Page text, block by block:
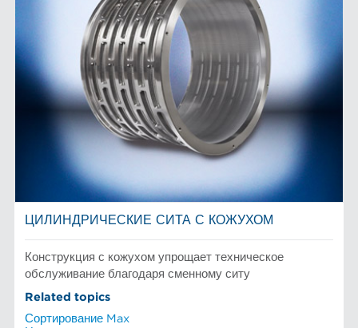
ЦИЛИНДРИЧЕСКИЕ СИТА С КОЖУХОМ
Конструкция с кожухом упрощает техническое
обслуживание благодаря сменному ситу
Related topics
Сортирование Max